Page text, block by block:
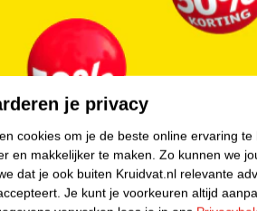
je privacy
cookies om je de beste online ervaring
en makkelijker te maken. Zo kunnen we
dat je ook buiten Kruidvat.nl relevante
Je kunt je voorkeuren altijd